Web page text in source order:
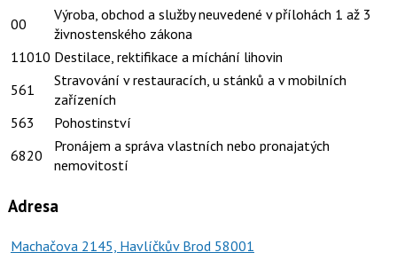
00
Výroba, obchod a služby neuvedené v přílohách 1 až 3
živnostenského zákona
11010 Destilace, rektifikace a míchání lihovin
561
Stravování v restauracích, u stánků a v mobilních
zařízeních
563
Pohostinství
6820
Pronájem a správa vlastních nebo pronajatých
nemovitostí
Adresa
Machačova 2145, Havlíčkův Brod 58001